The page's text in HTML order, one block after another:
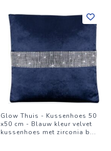
Glow Thuis - Kussenhoes 50
x50 cm - Blauw kleur velvet
kussenhoes met zirconia b...